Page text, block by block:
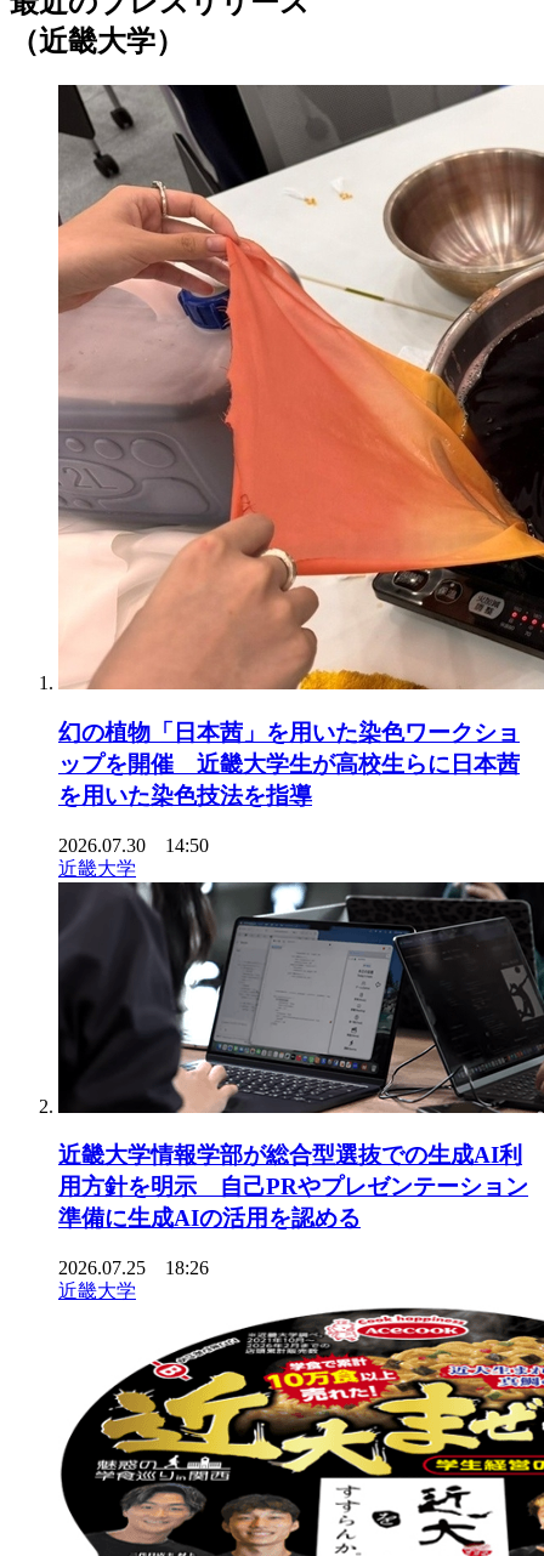
（近畿大学）
幻の植物「日本茜」を用いた染色ワークショ
ップを開催 近畿大学生が高校生らに日本茜
を用いた染色技法を指導
2026.07.30 14:50
近畿大学
近畿大学情報学部が総合型選抜での生成AI利
用方針を明示 自己PRやプレゼンテーション
準備に生成AIの活用を認める
2026.07.25 18:26
近畿大学